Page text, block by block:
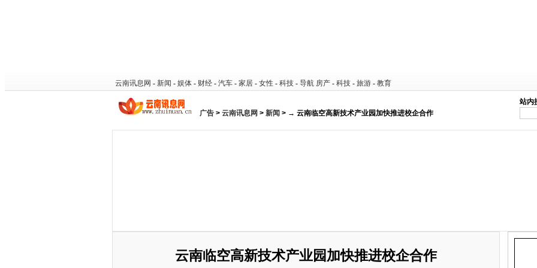
云南讯息网 - 新闻 - 娱体 - 财经 - 汽车 - 家居 - 女性 - 科技 - 导航 房产 - 科技 - 旅游 - 教育
广告> 云南讯息网 > 新闻 > → 云南临空高新技术产业园加快推进校企合作
站内
云南临空高新技术产业园加快推进校企合作